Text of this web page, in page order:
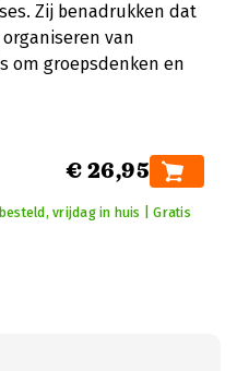
Zij benadrukken dat
van
om groepsdenken en
€ 26,95
vrijdag in huis | Gratis